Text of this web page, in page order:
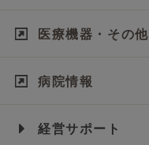
医療機器・その他
病院情報
経営サポート